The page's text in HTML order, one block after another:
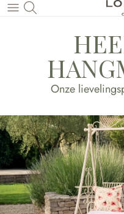
Naar de hoofdinhoud
Onze